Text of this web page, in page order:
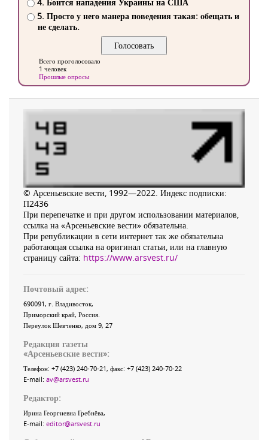
4. Боится нападения Украины на США
5. Просто у него манера поведения такая: обещать и
не сделать.
Всего проголосовало
1 человек
Прошлые опросы
© Арсеньевские вести, 1992—2022. Индекс подписки:
П2436
При перепечатке и при другом использовании материалов,
ссылка на «Арсеньевские вести» обязательна.
При републикации в сети интернет так же обязательна
работающая ссылка на оригинал статьи, или на главную
страницу сайта: https://www.arsvest.ru/
Почтовый адрес:
690091, г. Владивосток,
Приморский край, Россия
Переулок Шевченко, дом 9, 27
Редакция газеты
«Арсеньевские вести»:
Телефон: +7 (423) 240-70-21, факс: +7 (423) 240-70-22
E-mail: av@arsvest.ru
Редактор:
Ирина Георгиевна Гребнёва,
E-mail: editor@arsvest.ru